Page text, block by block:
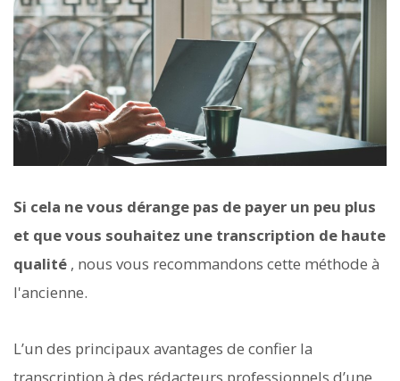
Si cela ne vous dérange pas de payer un peu plus
et que vous souhaitez une transcription de haute
qualité , nous vous recommandons cette méthode à
l'ancienne.
L’un des principaux avantages de confier la
transcription à des rédacteurs professionnels d’une